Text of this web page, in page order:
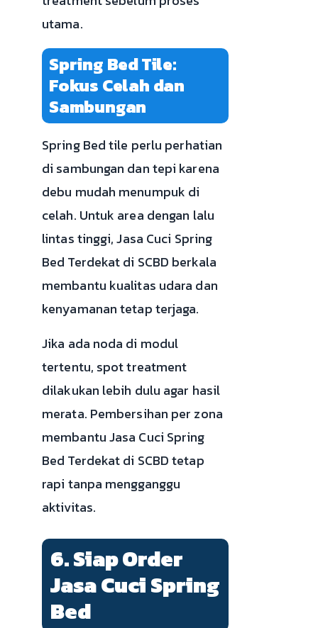
utama.
Spring Bed Tile:
Fokus Celah dan
Sambungan
Spring Bed tile perlu perhatian
di sambungan dan tepi karena
debu mudah menumpuk di
celah. Untuk area dengan lalu
lintas tinggi, Jasa Cuci Spring
Bed Terdekat di SCBD berkala
membantu kualitas udara dan
kenyamanan tetap terjaga.
Jika ada noda di modul
tertentu, spot treatment
dilakukan lebih dulu agar hasil
merata. Pembersihan per zona
membantu Jasa Cuci Spring
Bed Terdekat di SCBD tetap
rapi tanpa mengganggu
aktivitas.
6. Siap Order
Jasa Cuci Spring
Bed